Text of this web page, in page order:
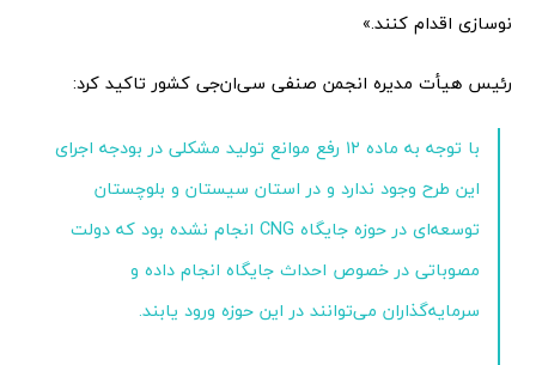
نوسازی اقدام کنند.»
رئیس هیأت مدیره انجمن صنفی سی‌ان‌جی کشور تاکید کرد:
با توجه به ماده ۱۲ رفع موانع تولید مشکلی در بودجه اجرای
این طرح وجود ندارد و در استان سیستان و بلوچستان
توسعه‌ای در حوزه جایگاه CNG انجام نشده بود که دولت
مصوباتی در خصوص احداث جایگاه انجام داده و
سرمایه‌گذاران می‌توانند در این حوزه ورود یابند.